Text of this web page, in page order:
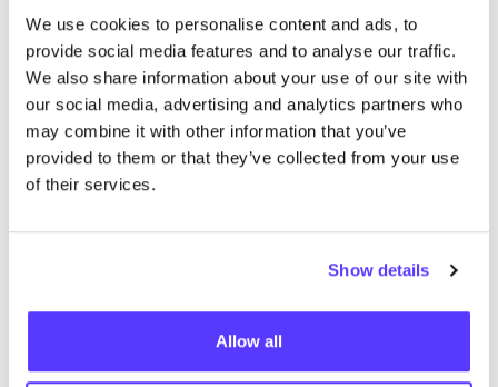
We use cookies to personalise content and ads, to
provide social media features and to analyse our traffic.
We also share information about your use of our site with
our social media, advertising and analytics partners who
may combine it with other information that you’ve
provided to them or that they’ve collected from your use
of their services.
Show details
Allow all